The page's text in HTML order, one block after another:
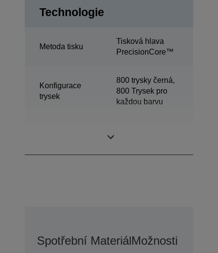
Technologie
Metoda tisku
Tisková hlava
PrecisionCore™
Konfigurace
trysek
800 trysky černá,
800 Trysek pro
každou barvu
Spotřební MateriálMožnosti